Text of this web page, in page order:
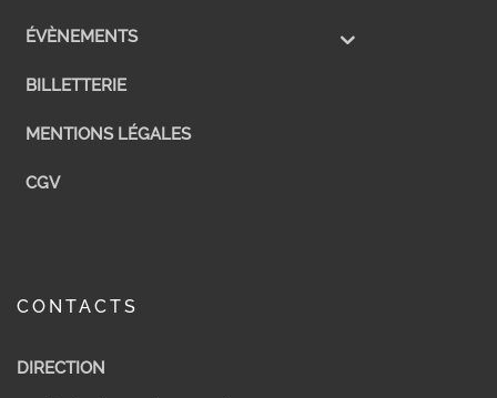
ÉVÈNEMENTS
BILLETTERIE
MENTIONS LÉGALES
CGV
CONTACTS
DIRECTION